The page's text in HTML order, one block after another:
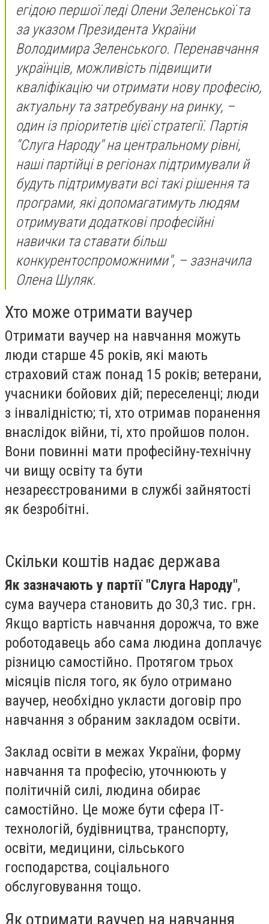
егідою першої леді Олени Зеленської та
за указом Президента України
Володимира Зеленського. Перенавчання
українців, можливість підвищити
кваліфікацію чи отримати нову професію,
актуальну та затребувану на ринку, –
один із пріоритетів цієї стратегії. Партія
"Слуга Народу" на центральному рівні,
наші партійці в регіонах підтримували й
будуть підтримувати всі такі рішення та
програми, які допомагатимуть людям
отримувати додаткові професійні
навички та ставати більш
конкурентоспроможними", – зазначила
Олена Шуляк.
Хто може отримати ваучер
Отримати ваучер на навчання можуть
люди старше 45 років, які мають
страховий стаж понад 15 років; ветерани,
учасники бойових дій; переселенці; люди
з інвалідністю; ті, хто отримав поранення
внаслідок війни, ті, хто пройшов полон.
Вони повинні мати професійну-технічну
чи вищу освіту та бути
незареєстрованими в службі зайнятості
як безробітні.
Скільки коштів надає держава
Як зазначають у партії "Слуга Народу",
сума ваучера становить до 30,3 тис. грн.
Якщо вартість навчання дорожча, то вже
роботодавець або сама людина доплачує
різницю самостійно. Протягом трьох
місяців після того, як було отримано
ваучер, необхідно укласти договір про
навчання з обраним закладом освіти.
Заклад освіти в межах України, форму
навчання та професію, уточнюють у
політичній силі, людина обирає
самостійно. Це може бути сфера ІТ-
технологій, будівництва, транспорту,
освіти, медицини, сільського
господарства, соціального
обслуговування тощо.
Як отримати ваучер на навчання